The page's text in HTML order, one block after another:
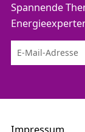
Spannende